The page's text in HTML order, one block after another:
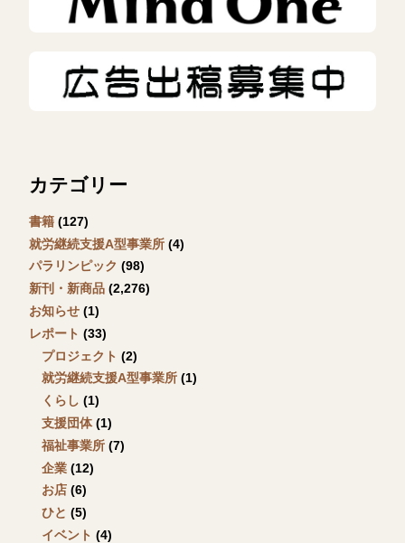
カテゴリー
書籍 (127)
就労継続支援A型事業所 (4)
パラリンピック (98)
新刊・新商品 (2,276)
お知らせ (1)
レポート (33)
プロジェクト (2)
就労継続支援A型事業所 (1)
くらし (1)
支援団体(1)
福祉事業所 (7)
企業 (12)
お店 (6)
ひと (5)
イベント (4)